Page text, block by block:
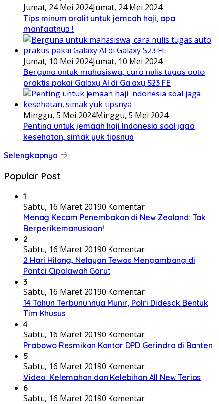
Jumat, 24 Mei 2024Jumat, 24 Mei 2024
Tips minum oralit untuk jemaah haji, apa
manfaatnya !
Jumat, 10 Mei 2024Jumat, 10 Mei 2024
Berguna untuk mahasiswa, cara nulis tugas auto
praktis pakai Galaxy AI di Galaxy S23 FE
Minggu, 5 Mei 2024Minggu, 5 Mei 2024
Penting untuk jemaah haji Indonesia soal jaga
kesehatan, simak yuk tipsnya
Selengkapnya
Popular Post
1
Sabtu, 16 Maret 20190 Komentar
Menag Kecam Penembakan di New Zealand: Tak
Berperikemanusiaan!
2
Sabtu, 16 Maret 20190 Komentar
2 Hari Hilang, Nelayan Tewas Mengambang di
Pantai Cipalawah Garut
3
Sabtu, 16 Maret 20190 Komentar
14 Tahun Terbunuhnya Munir, Polri Didesak Bentuk
Tim Khusus
4
Sabtu, 16 Maret 20190 Komentar
Prabowo Resmikan Kantor DPD Gerindra di Banten
5
Sabtu, 16 Maret 20190 Komentar
Video: Kelemahan dan Kelebihan All New Terios
6
Sabtu, 16 Maret 20190 Komentar